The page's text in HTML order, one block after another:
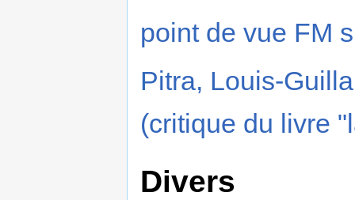
point de vue FM
Pitra, Louis-
(critique du livre
Divers